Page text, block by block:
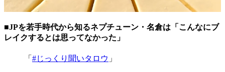
■JPを若手時代から知るネプチューン・名倉は「こんなにブ
レイクするとは思ってなかった」
「 #じっくり聞いタロウ 」